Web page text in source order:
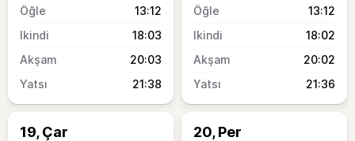
13:12
18:03
20:03
21:38
13:12
18:02
20:02
21:36
19, Çar 20, Per